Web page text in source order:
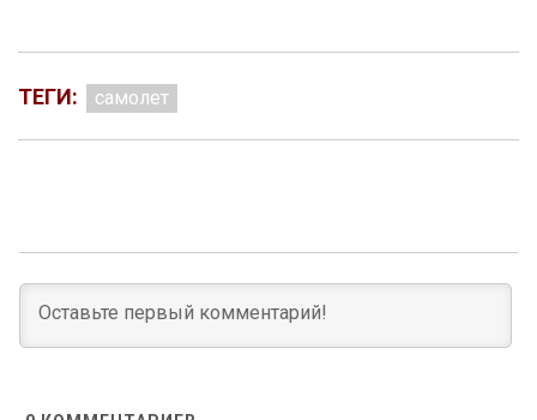
ТЕГИ: самолет